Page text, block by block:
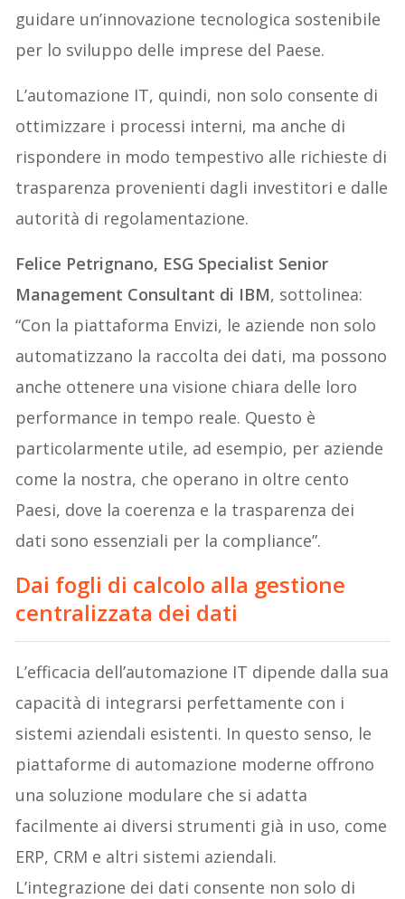
guidare un’innovazione tecnologica sostenibile
per lo sviluppo delle imprese del Paese.
L’automazione IT, quindi, non solo consente di
ottimizzare i processi interni, ma anche di
rispondere in modo tempestivo alle richieste di
trasparenza provenienti dagli investitori e dalle
autorità di regolamentazione.
Felice Petrignano, ESG Specialist Senior
Management Consultant di IBM, sottolinea:
“Con la piattaforma Envizi, le aziende non solo
automatizzano la raccolta dei dati, ma possono
anche ottenere una visione chiara delle loro
performance in tempo reale. Questo è
particolarmente utile, ad esempio, per aziende
come la nostra, che operano in oltre cento
Paesi, dove la coerenza e la trasparenza dei
dati sono essenziali per la compliance”.
Dai fogli di calcolo alla gestione
centralizzata dei dati
L’efficacia dell’automazione IT dipende dalla sua
capacità di integrarsi perfettamente con i
sistemi aziendali esistenti. In questo senso, le
piattaforme di automazione moderne offrono
una soluzione modulare che si adatta
facilmente ai diversi strumenti già in uso, come
ERP, CRM e altri sistemi aziendali.
L’integrazione dei dati consente non solo di